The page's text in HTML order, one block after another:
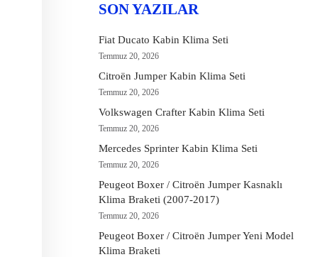
SON YAZILAR
Fiat Ducato Kabin Klima Seti
Temmuz 20, 2026
Citroën Jumper Kabin Klima Seti
Temmuz 20, 2026
Volkswagen Crafter Kabin Klima Seti
Temmuz 20, 2026
Mercedes Sprinter Kabin Klima Seti
Temmuz 20, 2026
Peugeot Boxer / Citroën Jumper Kasnaklı
Klima Braketi (2007-2017)
Temmuz 20, 2026
Peugeot Boxer / Citroën Jumper Yeni Model
Klima Braketi